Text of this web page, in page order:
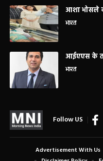
आशा भोसले
भारत
आईएएस के
भारत
Follow US
Advertisement With Us